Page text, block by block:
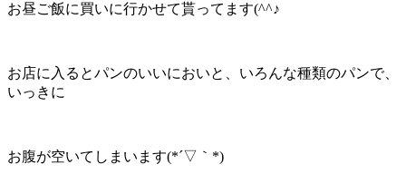
お昼ご飯に買いに行かせて貰ってます(^^♪
お店に入るとパンのいいにおいと、いろんな種類のパンで、
いっきに
お腹が空いてしまいます(*´▽｀*)